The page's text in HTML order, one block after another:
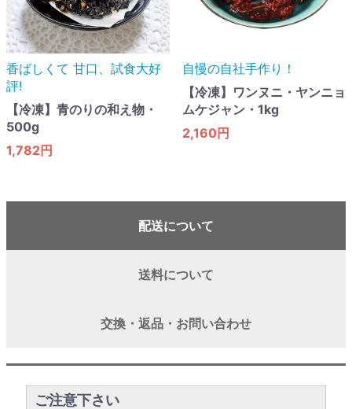
香ばしくて 甘口​、試食大好
評!
【冷凍】青のりの和え物・
500g
1,782円
自慢の自社手作り！
【冷凍】ワンヌニ・ヤンニョ
ムケジャン・1kg
2,160円
配送について
送料について
交換・返品・お問い合わせ
ご注意下さい